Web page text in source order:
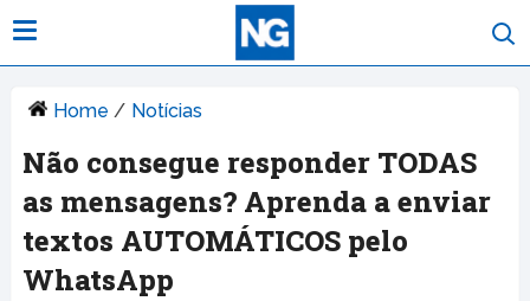
Home / Notícias
Não consegue responder TODAS
as mensagens? Aprenda a enviar
textos AUTOMÁTICOS pelo
WhatsApp